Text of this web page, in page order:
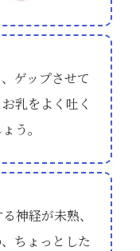
ゲップさせて
乳をよく吐く
う。
神経が未熟、
ちょっとした